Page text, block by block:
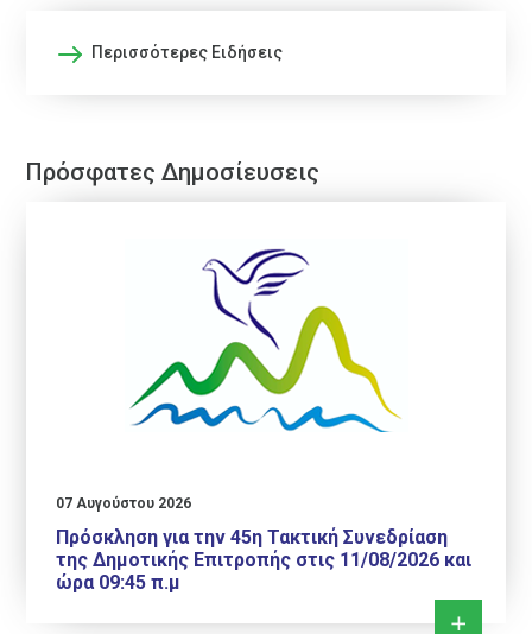
Περισσότερες Ειδήσεις
Πρόσφατες Δημοσίευσεις
07 Αυγούστου 2026
Πρόσκληση για την 45η Τακτική Συνεδρίαση
της Δημοτικής Επιτροπής στις 11/08/2026 και
ώρα 09:45 π.μ